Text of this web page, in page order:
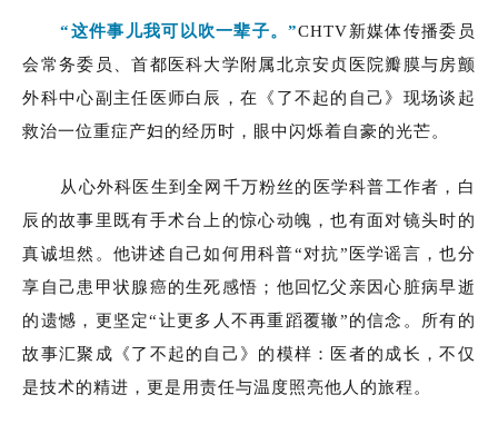
“这件事儿我可以吹一辈子。”CHTV新媒体传播委员
会常务委员、首都医科大学附属北京安贞医院瓣膜与房颤
外科中心副主任医师白辰，在《了不起的自己》现场谈起
救治一位重症产妇的经历时，眼中闪烁着自豪的光芒。
从心外科医生到全网千万粉丝的医学科普工作者，白
辰的故事里既有手术台上的惊心动魄，也有面对镜头时的
真诚坦然。他讲述自己如何用科普“对抗”医学谣言，也分
享自己患甲状腺癌的生死感悟；他回忆父亲因心脏病早逝
的遗憾，更坚定“让更多人不再重蹈覆辙”的信念。所有的
故事汇聚成《了不起的自己》的模样：医者的成长，不仅
是技术的精进，更是用责任与温度照亮他人的旅程。